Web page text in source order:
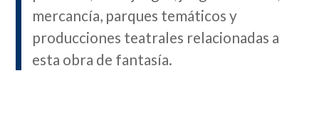
mercancía, parques temáticos y
producciones teatrales relacionadas a
esta obra de fantasía.